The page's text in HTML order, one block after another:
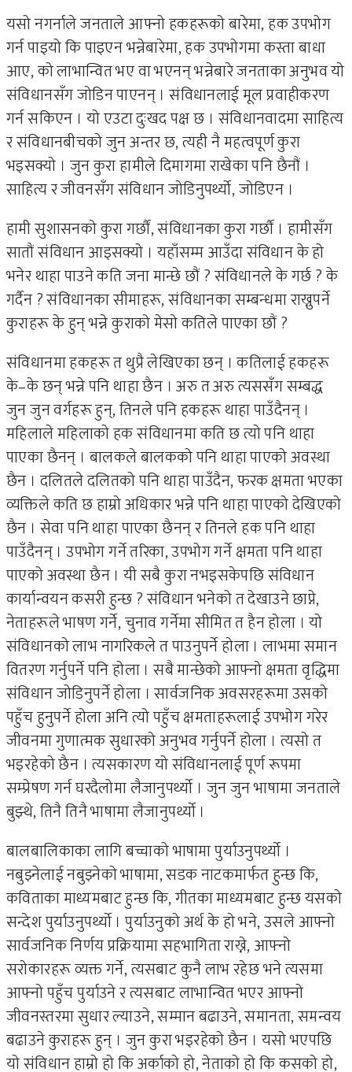
यसो नगर्नाले जनताले आफ्नो हकहरूको बारेमा, हक उपभोग
गर्न पाइयो कि पाइएन भन्नेबारेमा, हक उपभोगमा कस्ता बाधा
आए, को लाभान्वित भए वा भएनन् भन्नेबारे जनताका अनुभव यो
संविधानसँग जोडिन पाएनन् । संविधानलाई मूल प्रवाहीकरण
गर्न सकिएन । यो एउटा दुःखद पक्ष छ । संविधानवादमा साहित्य
र संविधानबीचको जुन अन्तर छ, त्यही नै महत्वपूर्ण कुरा
भइसक्यो । जुन कुरा हामीले दिमागमा राखेका पनि छैनौं ।
साहित्य र जीवनसँग संविधान जोडिनुपर्थ्यो, जोडिएन ।
हामी सुशासनको कुरा गर्छौं, संविधानका कुरा गर्छौं । हामीसँग
सातौं संविधान आइसक्यो । यहाँसम्म आउँदा संविधान के हो
भनेर थाहा पाउने कति जना मान्छे छौं ? संविधानले के गर्छ ? के
गर्दैन ? संविधानका सीमाहरू, संविधानका सम्बन्धमा राख्नुपर्ने
कुराहरू के हुन् भन्ने कुराको मेसो कतिले पाएका छौं ?
संविधानमा हकहरू त थुप्रै लेखिएका छन् । कतिलाई हकहरू
के–के छन् भन्ने पनि थाहा छैन । अरु त अरु त्यससँग सम्बद्ध
जुन जुन वर्गहरू हुन्, तिनले पनि हकहरू थाहा पाउँदैनन् ।
महिलाले महिलाको हक संविधानमा कति छ त्यो पनि थाहा
पाएका छैनन् । बालकले बालकको पनि थाहा पाएको अवस्था
छैन । दलितले दलितको पनि थाहा पाउँदैन, फरक क्षमता भएका
व्यक्तिले कति छ हाम्रो अधिकार भन्ने पनि थाहा पाएको देखिएको
छैन । सेवा पनि थाहा पाएका छैनन् र तिनले हक पनि थाहा
पाउँदैनन् । उपभोग गर्ने तरिका, उपभोग गर्ने क्षमता पनि थाहा
पाएको अवस्था छैन । यी सबै कुरा नभइसकेपछि संविधान
कार्यान्वयन कसरी हुन्छ ? संविधान भनेको त देखाउने छाप्ने,
नेताहरूले भाषण गर्ने, चुनाव गर्नेमा सीमित त हैन होला । यो
संविधानको लाभ नागरिकले त पाउनुपर्ने होला । लाभमा समान
वितरण गर्नुपर्ने पनि होला । सबै मान्छेको आफ्नो क्षमता वृद्धिमा
संविधान जोडिनुपर्ने होला । सार्वजनिक अवसरहरूमा उसको
पहुँच हुनुपर्ने होला अनि त्यो पहुँच क्षमताहरूलाई उपभोग गरेर
जीवनमा गुणात्मक सुधारको अनुभव गर्नुपर्ने होला । त्यसो त
भइरहेको छैन । त्यसकारण यो संविधानलाई पूर्ण रूपमा
सम्प्रेषण गर्न घरदैलोमा लैजानुपर्थ्यो । जुन जुन भाषामा जनताले
बुझ्थे, तिनै तिनै भाषामा लैजानुपर्थ्यो ।
बालबालिकाका लागि बच्चाको भाषामा पुर्याउनुपर्थ्यो ।
नबुझ्नेलाई नबुझ्नेको भाषामा, सडक नाटकमार्फत हुन्छ कि,
कविताका माध्यमबाट हुन्छ कि, गीतका माध्यमबाट हुन्छ यसको
सन्देश पुर्याउनुपर्थ्यो । पुर्याउनुको अर्थ के हो भने, उसले आफ्नो
सार्वजनिक निर्णय प्रक्रियामा सहभागिता राख्ने, आफ्नो
सरोकारहरू व्यक्त गर्ने, त्यसबाट कुनै लाभ रहेछ भने त्यसमा
आफ्नो पहुँच पुर्या‌उने र त्यसबाट लाभान्वित भएर आफ्नो
जीवनस्तरमा सुधार ल्याउने, सम्मान बढाउने, समानता, समन्वय
बढाउने कुराहरू हुन् । जुन कुरा भइरहेको छैन । यसो भएपछि
यो संविधान हाम्रो हो कि अर्काको हो, नेताको हो कि कसको हो,